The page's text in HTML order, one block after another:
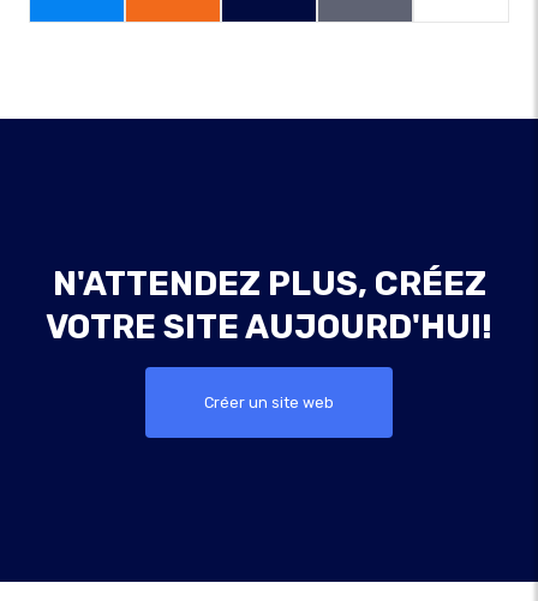
N'ATTENDEZ PLUS, CRÉEZ
VOTRE SITE AUJOURD'HUI!
Créer un site web